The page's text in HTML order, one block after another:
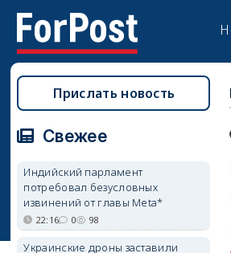
Прислать новость
Свежее
Индийский парламент
потребовал безусловных
извинений от главы Meta*
22:16 0 98
Украинские дроны заставили